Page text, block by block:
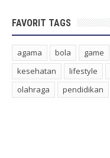
FAVORIT TAGS
agama bola game
kesehatan
lifestyle
olahraga
pendidikan